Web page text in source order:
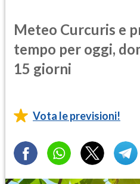
Meteo Curcuris e
tempo per oggi,
15 giorni
Vota le previsioni!